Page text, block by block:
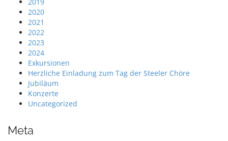
2020
2021
2022
2023
2024
Exkursionen
Herzliche Einladung zum Tag der Steeler Chöre
Jubiläum
Konzerte
Uncategorized
Meta